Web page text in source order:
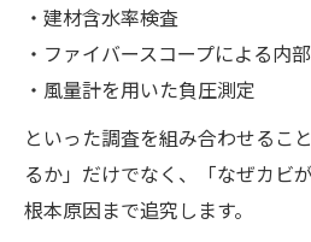
・建材含水率検査
・ファイバースコープによる内
・風量計を用いた負圧測定
といった調査を組み合わせるこ
るか」だけでなく、「なぜカビ
根本原因まで追究します。